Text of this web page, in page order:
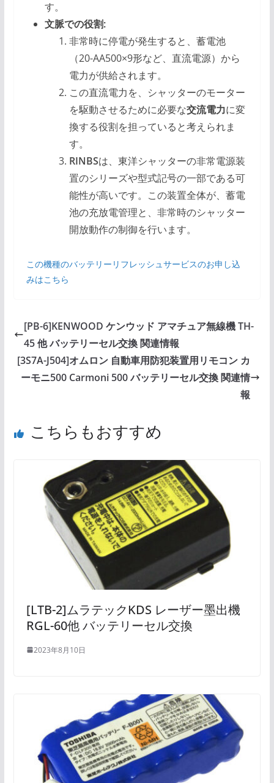
す。
文脈での役割:
非常時に停電が発生すると、蓄電池
（20-AA500×9形など、直流電源）から
電力が供給されます。
この直流電力を、シャッターのモーター
を駆動させるために必要な交流電力に変
換する役割を担っていると考えられま
す。
RINBSは、東洋シャッターの非常電源装
置のシリーズや型式記号の一部である可
能性が高いです。この装置全体が、蓄電
池の充放電管理と、非常時のシャッター
開放動作の制御を行います。
この機種のバッテリーリフレッシュサービスのお申し込
みはこちら
[PB-6]KENWOOD ケンウッド アマチュア無線機 TH-
45 他 バッテリーセル交換 関連情報
[3S7A-J504]オムロン 自動車用防犯装置用リモコン カ
ーモニ500 Carmoni 500 バッテリーセル交換 関連情
報
こちらもおすすめ
[LTB-2]ムラテックKDS レーザー墨出機
RGL-60他 バッテリーセル交換
2023年8月10日